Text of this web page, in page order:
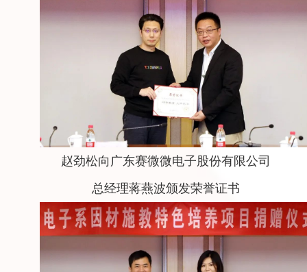
赵劲松向广东赛微微电子股份有限公司
总经理蒋燕波颁发荣誉证书